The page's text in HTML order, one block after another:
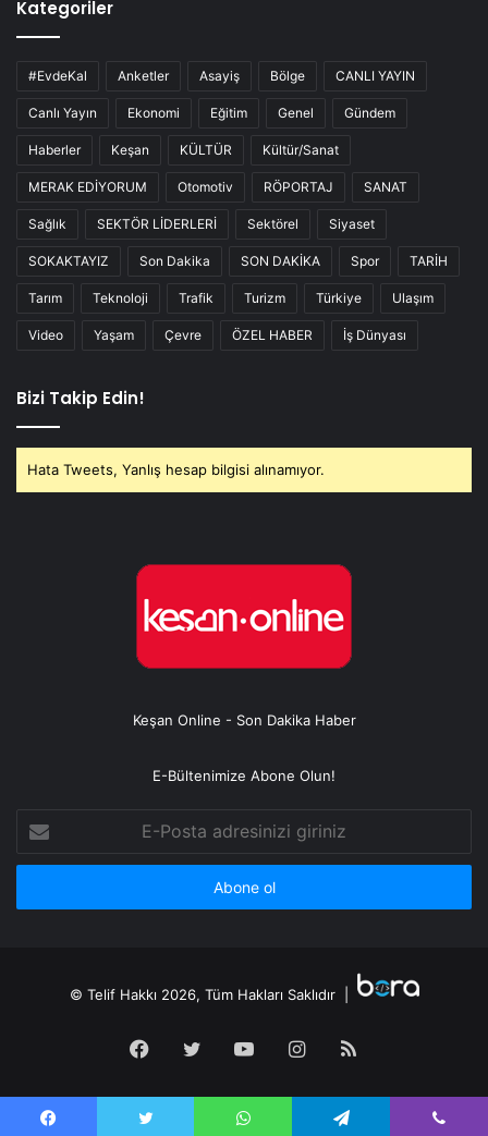
Kategoriler
#EvdeKal Anketler Asayiş Bölge CANLI YAYIN
Canlı Yayın Ekonomi Eğitim Genel Gündem
Haberler Keşan KÜLTÜR Kültür/Sanat
MERAK EDİYORUM Otomotiv RÖPORTAJ SANAT
Sağlık SEKTÖR LİDERLERİ Sektörel Siyaset
SOKAKTAYIZ Son Dakika SON DAKİKA Spor TARİH
Tarım Teknoloji Trafik Turizm Türkiye Ulaşım
Video Yaşam Çevre ÖZEL HABER İş Dünyası
Bizi Takip Edin!
Hata Tweets, Yanlış hesap bilgisi alınamıyor.
Keşan Online - Son Dakika Haber
E-Bültenimize Abone Olun!
Posta
adresinizi
© Telif Hakkı 2026, Tüm Hakları Saklıdır |
Facebook
Twitter YouTubeInstagram